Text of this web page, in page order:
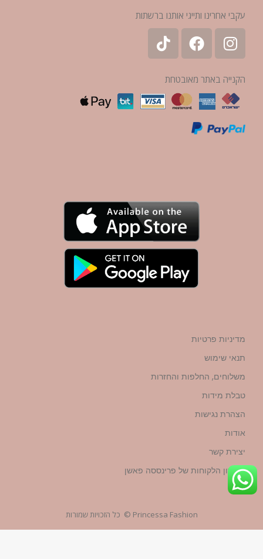
עקבי אחרינו ותייגי אותנו ברשתות
הקנייה באתר מאובטחת
מדיניות פרטיות
תנאי שימוש
משלוחים, החלפות והחזרות
טבלת מידות
הצהרת נגישות
אודות
יצירת קשר
מועדון הלקוחות של פרינססה פאשן